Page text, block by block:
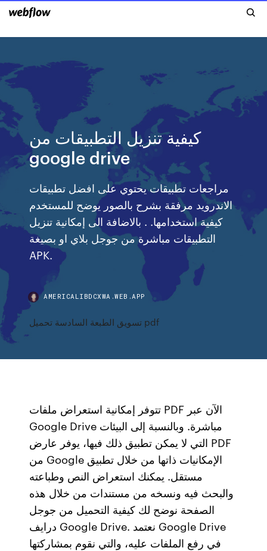
كيفية تنزيل التطبيقات من
google drive
مراجعات تطبيقات يحتوي على افضل تطبيقات
الاندرويد مرفقة بشرح بالصور يوضح للمستخدم
كيفية استخدامها. . بالاضافة الى إمكانية تنزيل
التطبيقات مباشرة من جوجل بلاي او بصيغة
APK.
AMERICALIBDCXWA.WEB.APP
تسويق الطبعة السادسة تحميل pdf
تتوفر إمكانية استعراض ملفات PDF الآن عبر
Google Drive مباشرة. وبالنسبة إلى البيئات
التي لا يمكن تطبيق ذلك فيها، يوفر عارض PDF
من Google الإمكانيات ذاتها من خلال تطبيق
مستقل. يمكنك استعراض النص وطباعته
والبحث فيه ونسخه من مستندات من خلال هذه
الصفحة نوضح لك كيفية التحميل من جوجل
درايف Google Drive. نعتمد Google Drive
في رفع الملفات عليه، والتي نقوم بمشاركتها